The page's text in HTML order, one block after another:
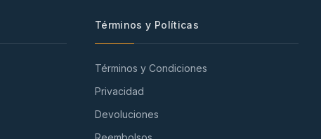
Términos y Políticas
Términos y Condiciones
Privacidad
Devoluciones